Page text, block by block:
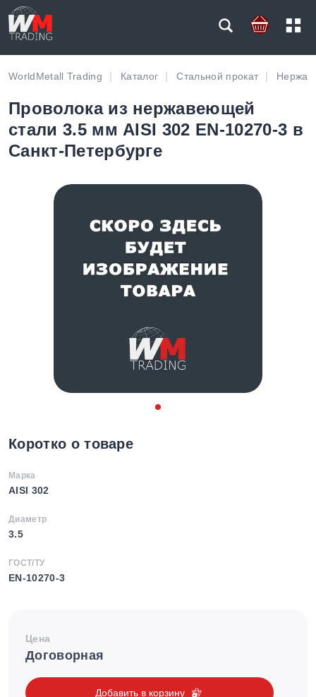
WorldMetall Trading Каталог Стальной прокат
Проволока из нержавеющей
стали 3.5 мм AISI 302 EN-10270-3 в
Санкт-Петербурге
Коротко о товаре
Марка
AISI 302
Диаметр
3.5
ГОСТ/ТУ
EN-10270-3
Цена
Договорная
Добавить в корзину